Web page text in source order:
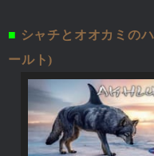
■ シャチとオオカミの
ールト)